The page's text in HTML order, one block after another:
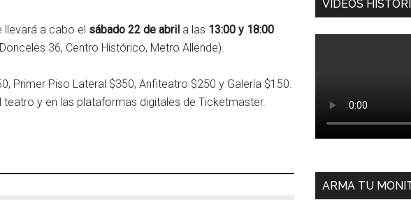
a cabo el sábado 22 de abril a las 13:00 y 18:00
36, Centro Histórico, Metro Allende).
Primer Piso Lateral $350, Anfiteatro $250 y Galería $150.
y en las plataformas digitales de Ticketmaster.
VIDEOS
ARMA TU